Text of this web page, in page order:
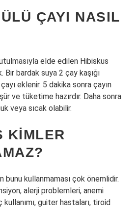
ÇAYI NASIL
elde edilen Hibiskus
Bir bardak suya 2 çay kaşığı
eklenir. 5 dakika sonra çayın
ve tüketime hazırdır. Daha sonra
veya sıcak olabilir.
KIMLER
bunu kullanmaması çok önemlidir.
alerji problemleri, anemi
kullanımı, guiter hastaları, tiroid